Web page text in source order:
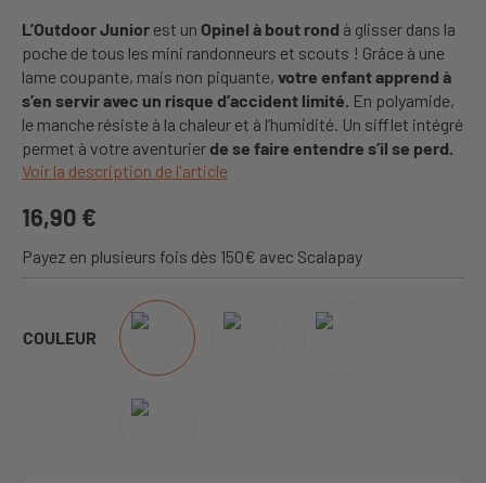
L’Outdoor Junior est un Opinel à bout rond à glisser dans la
poche de tous les mini randonneurs et scouts ! Grâce à une
lame coupante, mais non piquante, votre enfant apprend à
s’en servir avec un risque d’accident limité. En polyamide,
le manche résiste à la chaleur et à l’humidité. Un sifflet intégré
permet à votre aventurierde se faire entendre s’il se perd.
Voir la description de l'article
16,90 €
Payez en plusieurs fois dès 150€ avec Scalapay
COULEUR